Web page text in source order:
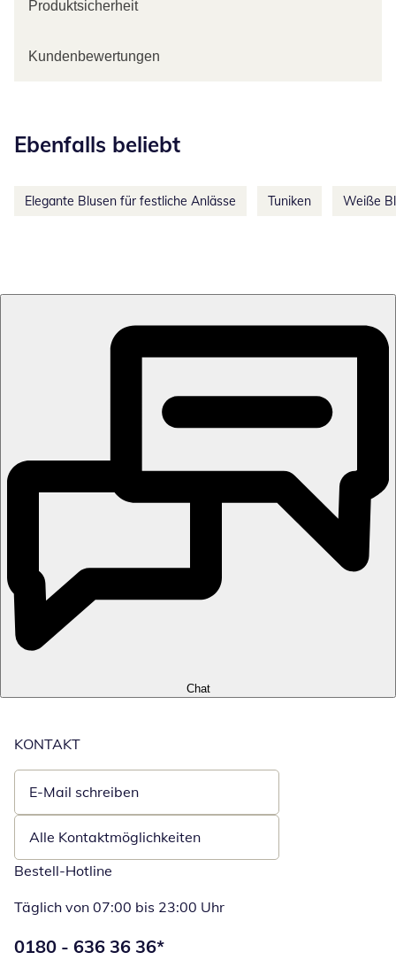
Produktsicherheit
Kundenbewertungen
Ebenfalls beliebt
Elegante Blusen für festliche Anlässe Tuniken Weiße
Chat
KONTAKT
E-Mail schreiben
Öffnet E-Mail-Client
Alle Kontaktmöglichkeiten
Bestell-Hotline
Täglich von 07:00 bis 23:00 Uhr
Telefonnummer:
0180 - 636 36 36*